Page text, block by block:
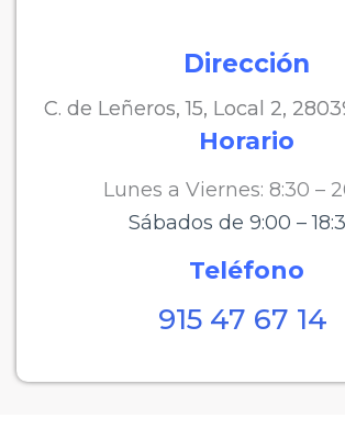
Dirección
C. de Leñeros, 15, Local 2,
Horario
Lunes a Viernes: 8:30 –
Sábados de 9:00 –
Teléfono
915 47 67 14